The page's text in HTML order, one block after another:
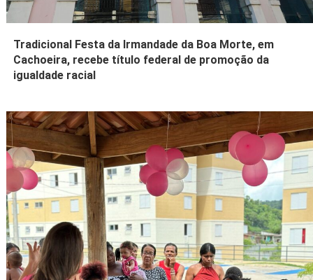
Tradicional Festa da Irmandade da Boa Morte, em
Cachoeira, recebe título federal de promoção da
igualdade racial